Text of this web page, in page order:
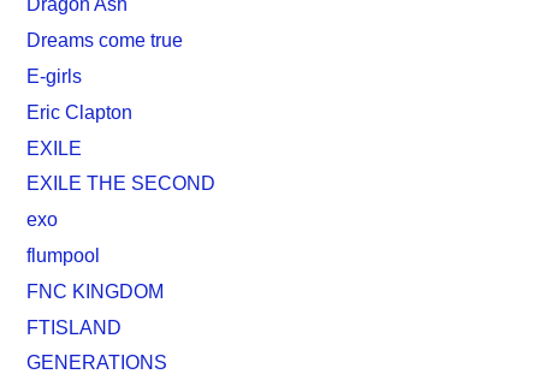
Dragon Ash
Dreams come true
E-girls
Eric Clapton
EXILE
EXILE THE SECOND
exo
flumpool
FNC KINGDOM
FTISLAND
GENERATIONS